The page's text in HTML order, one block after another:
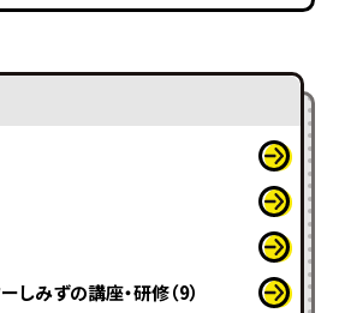
しみずの講座・研修（9）